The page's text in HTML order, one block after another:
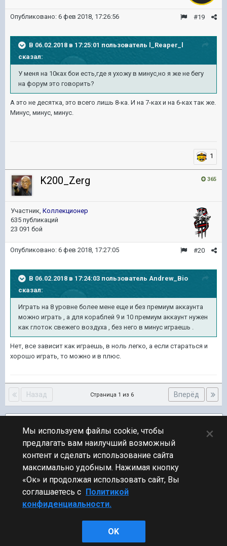
#19
Опубликовано: 6 фев 2018, 17:26:56
В 06.02.2018 в 17:25:01 пользователь
l_Reaper_l
сказал:
У меня на 10ках бои есть,где я ухожу в минус,но я же не бегу
на форум это говорить?
А это не десятка, это всего лишь 8-ка. И на 7-ках и на 6-ках так же.
Минус, минус, минус.
1
365
K200_Zerg
Участник, Коллекционер
635 публикаций
23 091 бой
#20
Опубликовано: 6 фев 2018, 17:27:05
В 06.02.2018 в 17:24:03 пользователь Andrew_Bio
сказал:
Играть на 8 уровне более мене еще и без премиум аккаунта
можно играть , а для кораблей 9 и 10 премиум аккаунт нужен
как глоток свежего воздуха , без него в минус играешь .
Нет, все зависит как играешь, в ноль легко, а если стараться и
хорошо играть, то можно и в плюс.
Назад Вперёд
Страница 1 из 6
ПЕРЕЙТИ К СПИСКУ ТЕМ
Обсуждение Мира Кораблей
Стиль
Мы используем файлы cookie, чтобы
предлагать вам наилучший возможный
контент и сделать использование сайта
максимально удобным. Нажимая кнопку
«Ок» и продолжая использовать сайт, Вы
соглашаетесь с Политикой
конфиденциальности.
OK
×